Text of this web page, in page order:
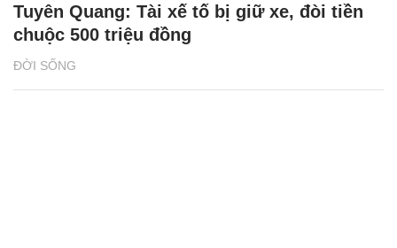
ĐỜI SỐNG
Tuyên Quang: Tài xế tố bị giữ xe, đòi tiền
chuộc 500 triệu đồng